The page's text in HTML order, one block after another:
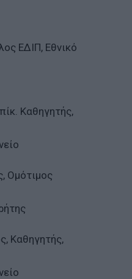
ΕΔΙΠ, Εθνικό
Καθηγητής,
Ομότιμος
Καθηγητής,